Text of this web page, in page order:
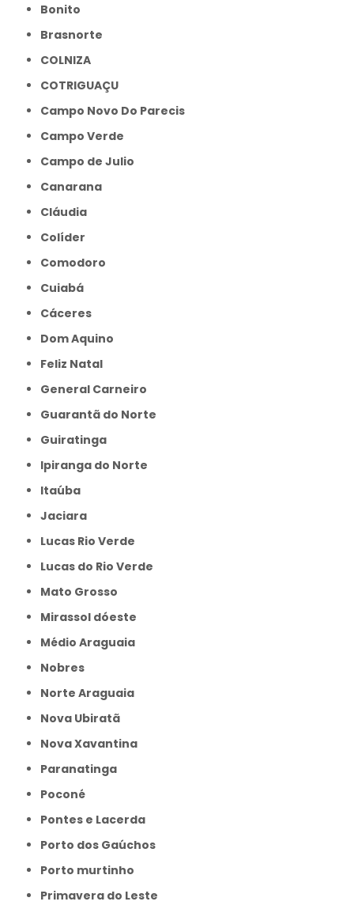
Bonito
Brasnorte
COLNIZA
COTRIGUAÇU
Campo Novo Do Parecis
Campo Verde
Campo de Julio
Canarana
Cláudia
Colíder
Comodoro
Cuiabá
Cáceres
Dom Aquino
Feliz Natal
General Carneiro
Guarantã do Norte
Guiratinga
Ipiranga do Norte
Itaúba
Jaciara
Lucas Rio Verde
Lucas do Rio Verde
Mato Grosso
Mirassol dóeste
Médio Araguaia
Nobres
Norte Araguaia
Nova Ubiratã
Nova Xavantina
Paranatinga
Poconé
Pontes e Lacerda
Porto dos Gaúchos
Porto murtinho
Primavera do Leste